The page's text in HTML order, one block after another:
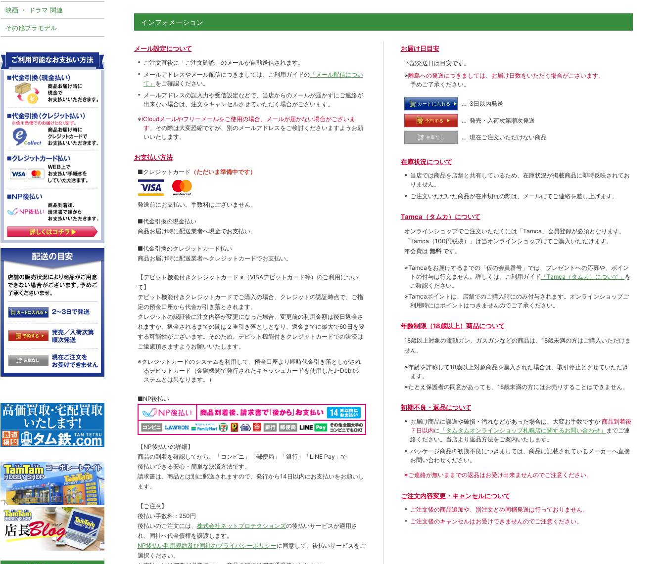
インフォメーション
メール設定について
ご注文直後に「ご注文確認」のメールが自動送信されます。
メールアドレスやメール配信につきましては、ご利用ガイドの「メール配信につい
て」 をご確認ください。
メールアドレスの誤入力や受信設定などで、当店からのメールが届かずにご連絡が
出来ない場合は、注文をキャンセルさせていただく場合がございます。
※iCloudメールやフリーメールをご使用の場合、メールが届かない場合がございま
す。 その際は大変恐縮ですが、別のメールアドレスをご検討くださいますようお願
いいたします。
お支払い方法
■クレジットカード （ただいま準備中です）
発送前にお支払い。手数料はございません。
■代金引換の現金払い
商品お届け時に配送業者へ現金でお支払い。
■代金引換のクレジットカ―ド払い
商品お届け時に配送業者へクレジットカードでお支払い。
【デビット機能付きクレジットカード ※（VISAデビットカード等） のご利用につい
て】
デビット機能付きクレジットカードでご購入の場合、クレジットの認証時点で、ご指
定の預金口座から代金が引き落とされます。
クレジットの認証後に注文内容が変更になった場合、変更前の利用金額は後日返金さ
れますが、返金されるまでの間は２重引き落としとなり、返金までに最大で60日を要
する可能性がございます。そのため、デビット機能付きクレジットカードでの決済は
ご遠慮頂きますようお願いいたします。
※クレジットカードのシステムを利用して、預金口座より即時代金引き落としがされ
るデビットカード（金融機関で発行されたキャッシュカードを使用したJ-Debitシ
ステムとは異なります。）
■NP後払い
【NP後払いの詳細】
商品の到着を確認してから、「コンビニ」「郵便局」「銀行」「LINE Pay」で
後払いできる安心・簡単な決済方法です。
請求書は、商品とは別に郵送されますので、発行から14日以内にお支払いをお願いし
ます。
【ご注意】
後払い手数料：250円
後払いのご注文には、 株式会社ネットプロテクションズの後払いサービスが適用さ
れ、同社へ代金債権を譲渡します。
NP後払い利用規約及び同社のプライバシーポリシーに同意して、後払いサービスをご
選択ください。
お届け日目安
下記発送日は目安です。
※離島への発送につきましては、お届け日数をいただく場合がございます。
予めご了承ください。
カートに入れる … 3日以内発送
予約する … 発売・入荷次第順次発送
在庫なし … 現在ご注文いただけない商品
在庫状況について
当店では商品を店舗と共有しているため、在庫状況が掲載商品に即時反映されてお
りません。
ご注文いただいた商品が在庫切れの際は、メールにてご連絡を差し上げます。
Tamca（タムカ）について
オンラインショップでご注⽂いただくには「Tamca」会員登録が必須となります。
「Tamca （100円税抜）
」は当オンラインショップにてご購⼊いただけます。
年会費は 無料 です。
※Tamcaをお届けするまでの「仮の会員番号」では、プレゼントへの応募や、ポイン
トの付与は⾏えません。詳しくは、ご利⽤ガイド 「Tamca（タムカ）について」 を
ご確認ください。
※Tamcaポイントは、店舗でのご購⼊時にのみ付与されます。オンラインショップご
利用時にはポイントはつきませんのでご了承ください。
年齢制限（18歳以上）商品について
18歳以上対象の電動ガン、ガスガンなどの商品は、18歳未満の方はご購入いただけま
せん。
※年齢を詐称して18歳以上対象商品を購入された場合は、取引停止とさせていただき
ます。
※たとえ保護者の同意があっても、18歳未満の方にはお売りすることはできません。
初期不良・返品について
お届け商品に誤送や破損・汚れなどがあった場合は、大変お手数ですが 商品到着後
７日以内に 「タムタムオンラインショップ札幌店に関するお問い合わせ」 までご連
絡ください。当店より返品方法をご案内いたします。
パッケージ商品の初期不良につきましては、商品に記載されているメーカーへ直接
お問い合わせください。
※ご連絡が無いままでの返品はお受け出来ませんのでご注意ください。
ご注文内容変更・キャンセルについて
ご注文後の商品追加や、別注文との同梱発送は行っておりません。
ご注文後のキャンセルはお受けできませんのでご注意ください。
映画 ・ ドラマ 関連
その他プラモデル